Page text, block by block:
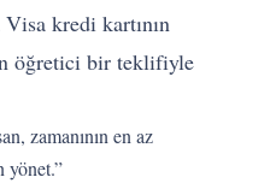
kredi kartının
öğretici bir teklifiyle
zamanının en az
yönet.”